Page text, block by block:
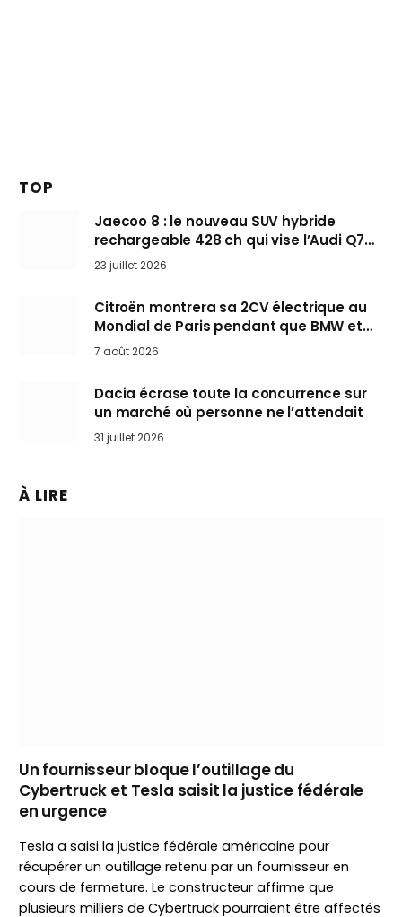
TOP
Jaecoo 8 : le nouveau SUV hybride
rechargeable 428 ch qui vise l’Audi Q7
arrive en Europe cet automne
23 juillet 2026
Citroën montrera sa 2CV électrique au
Mondial de Paris pendant que BMW et
Mini désertent le salon
7 août 2026
Dacia écrase toute la concurrence sur
un marché où personne ne l’attendait
31 juillet 2026
À LIRE
Un fournisseur bloque l’outillage du
Cybertruck et Tesla saisit la justice fédérale
en urgence
Tesla a saisi la justice fédérale américaine pour
récupérer un outillage retenu par un fournisseur en
cours de fermeture. Le constructeur affirme que
plusieurs milliers de Cybertruck pourraient être affectés